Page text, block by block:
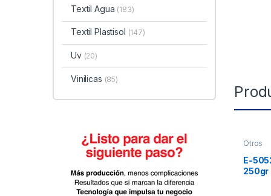
Otros
E-
250gr
Textil Agua (183)
Textil Plastisol (147)
Uv (20)
Vinilicas (85)